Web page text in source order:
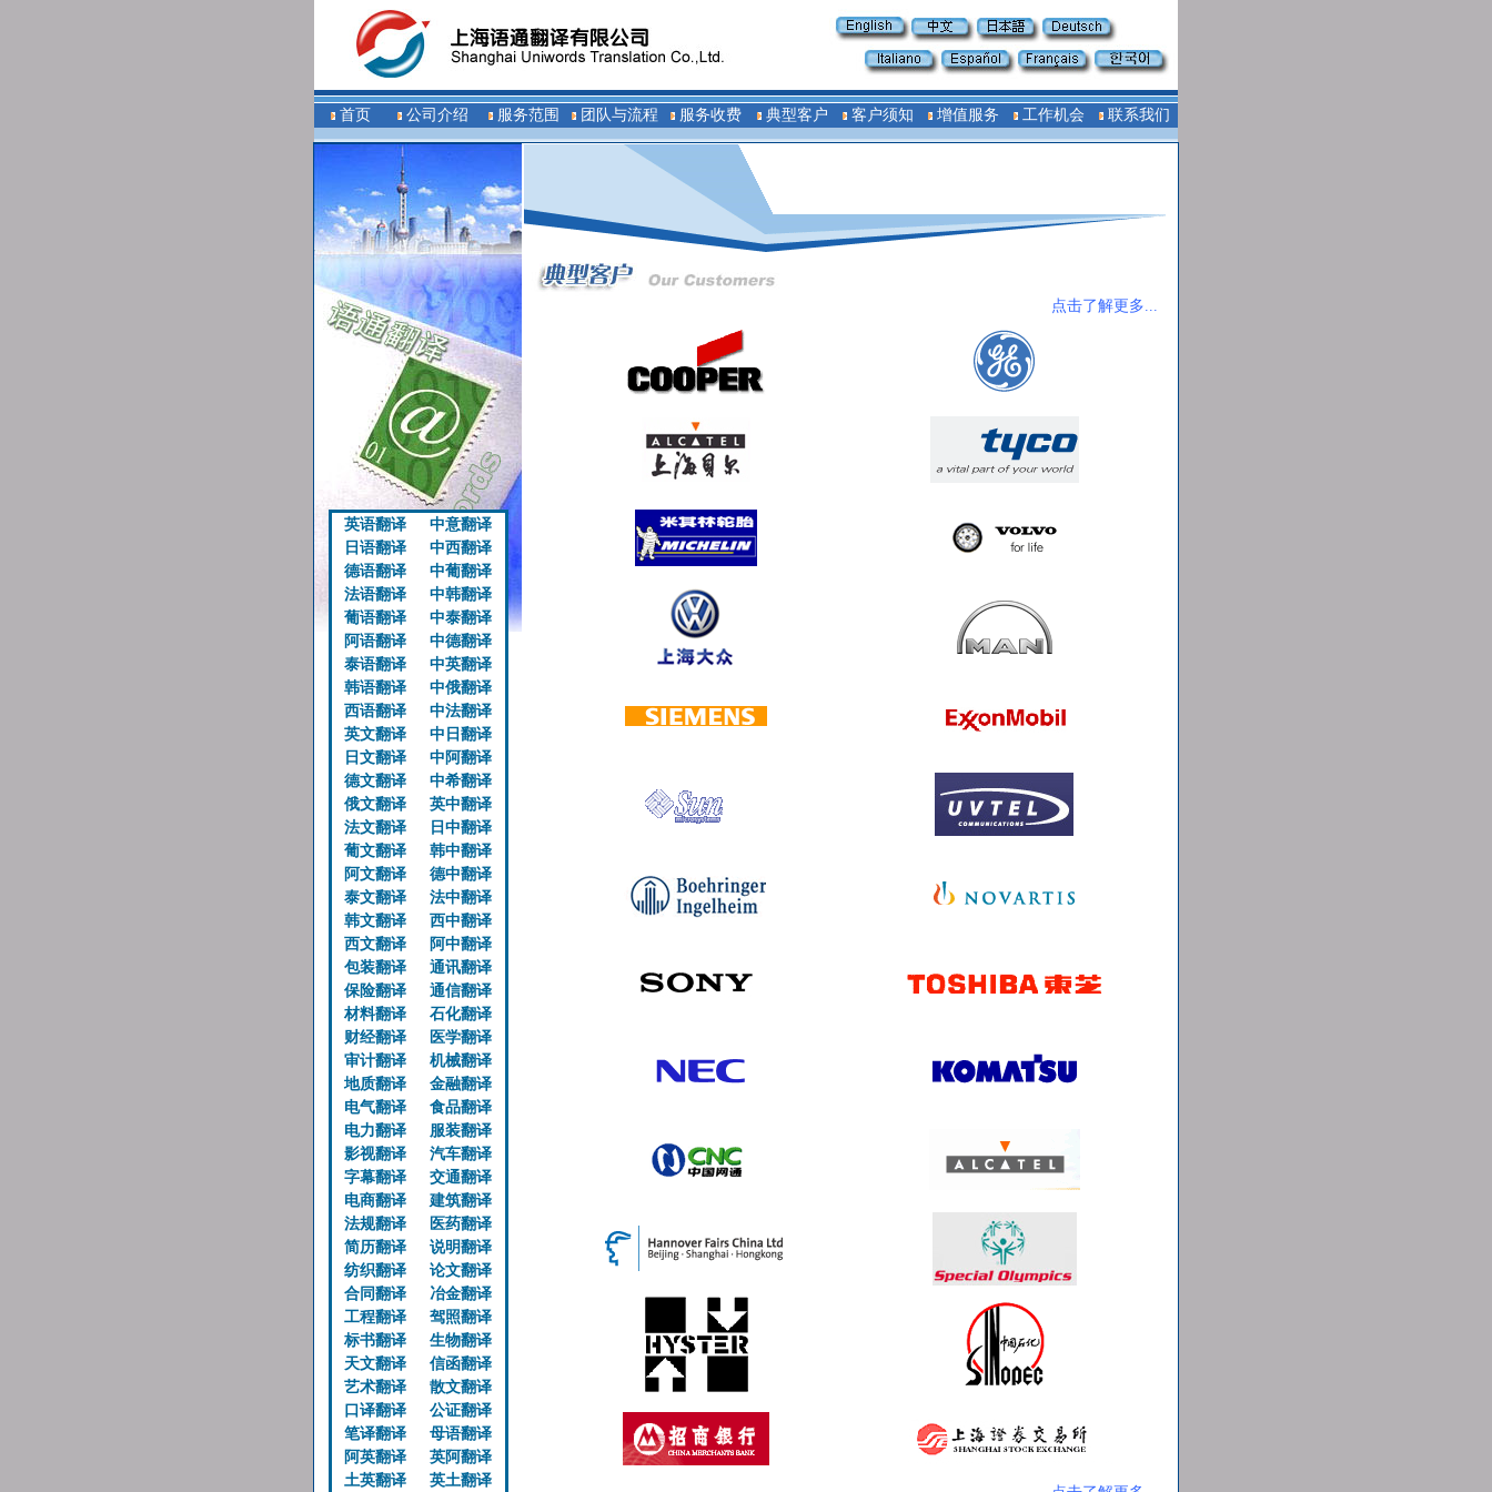
首页 公司介绍 服务范围 团队与流程 服务收费 典型客户 客户须知 增值服务 工作机会 联系我们
英语翻译
中意翻译
日语翻译
中西翻译
德语翻译
中葡翻译
法语翻译
中韩翻译
葡语翻译
中泰翻译
阿语翻译
中德翻译
泰语翻译
中英翻译
韩语翻译
中俄翻译
西语翻译
中法翻译
英文翻译
中日翻译
日文翻译
中阿翻译
德文翻译
中希翻译
俄文翻译
英中翻译
法文翻译
日中翻译
葡文翻译
韩中翻译
阿文翻译
德中翻译
泰文翻译
法中翻译
韩文翻译
西中翻译
西文翻译
阿中翻译
包装翻译
通讯翻译
保险翻译
通信翻译
材料翻译
石化翻译
财经翻译
医学翻译
审计翻译
机械翻译
地质翻译
金融翻译
电气翻译
食品翻译
电力翻译
服装翻译
影视翻译
汽车翻译
字幕翻译
交通翻译
电商翻译
建筑翻译
法规翻译
医药翻译
简历翻译
说明翻译
纺织翻译
论文翻译
合同翻译
冶金翻译
工程翻译
驾照翻译
标书翻译
生物翻译
天文翻译
信函翻译
艺术翻译
散文翻译
口译翻译
公证翻译
笔译翻译
母语翻译
阿英翻译
英阿翻译
土英翻译
英土翻译
点击了解更多...